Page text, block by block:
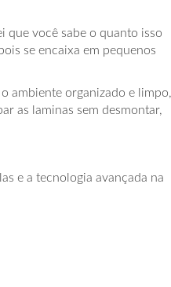
que você sabe o quanto isso
se encaixa em pequenos
ambiente organizado e limpo,
as laminas sem desmontar,
e a tecnologia avançada na